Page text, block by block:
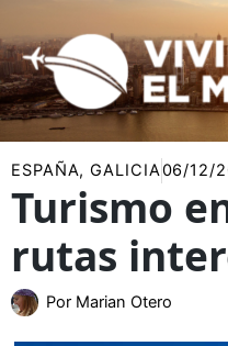
al
contenido
ESPAÑA,GALICIA06/12/
Turismo
rutas
Por Marian Otero